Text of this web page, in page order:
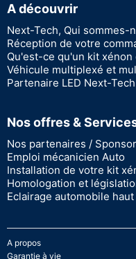
A découvrir
Next-Tech, Qui sommes-
Réception de votre
Qu'est-ce qu'un kit
Véhicule multiplexé et
Partenaire LED Next-Tech
Nos offres &
Nos partenaires /
Emploi mécanicien Auto
Installation de votre kit
Homologation et
Eclairage automobile
A propos
Garantie à vie